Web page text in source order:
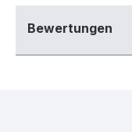
Bewertungen